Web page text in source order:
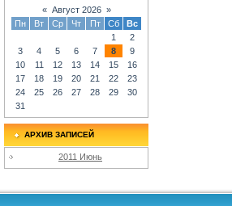
« Август 2026 »
Пн
Вт Ср Чт Пт Сб
Вс
1
2
3
4 5 6 7 8
9
10
11 12 13 14 15
16
17
18 19 20 21 22
23
24
25 26 27 28 29
30
31
АРХИВ ЗАПИСЕЙ
2011 Июнь